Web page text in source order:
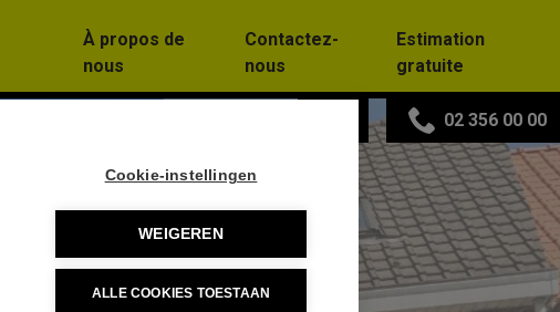
À propos de
nous
Contactez-
nous
Estimation
gratuite
02 356 00 00
Cookie-instellingen
WEIGEREN
ALLE COOKIES TOESTAAN